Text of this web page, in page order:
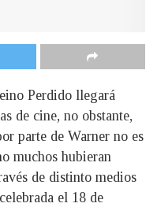
Perdido llegará
de cine, no obstante,
parte de Warner no es
muchos hubieran
de distinto medios
el 18 de